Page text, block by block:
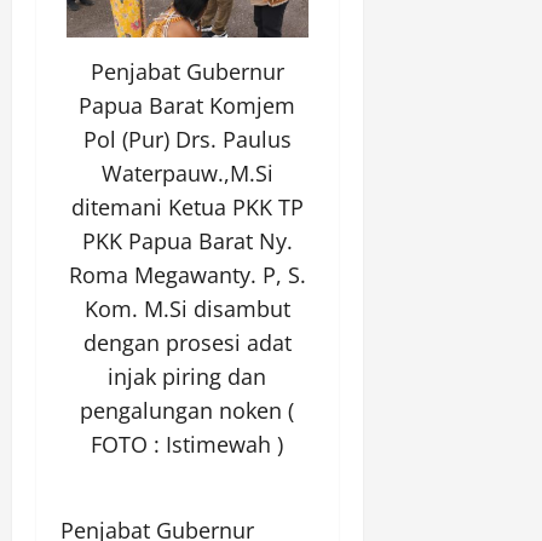
Penjabat Gubernur
Papua Barat Komjem
Pol (Pur) Drs. Paulus
Waterpauw.,M.Si
ditemani Ketua PKK TP
PKK Papua Barat Ny.
Roma Megawanty. P, S.
Kom. M.Si disambut
dengan prosesi adat
injak piring dan
pengalungan noken (
FOTO : Istimewah )
Penjabat Gubernur